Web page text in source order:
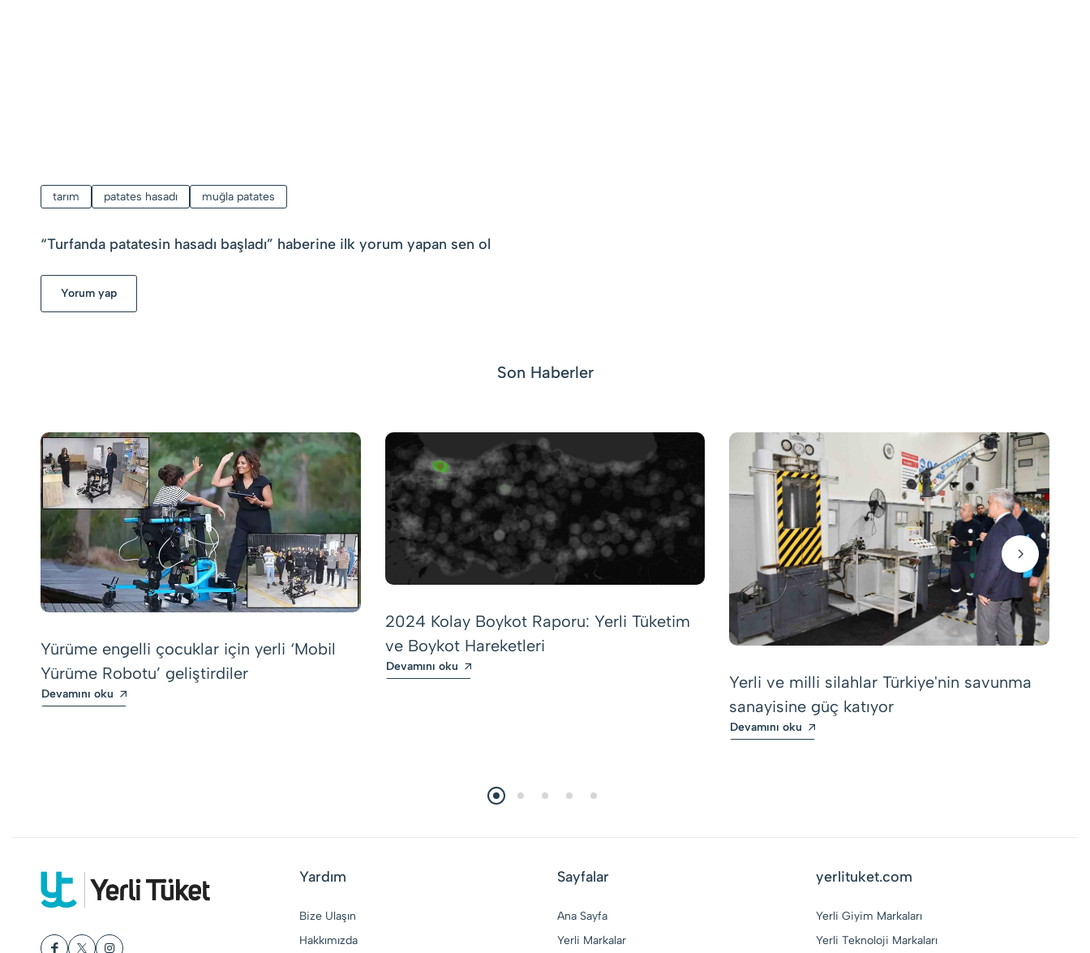
tarım patates hasadı muğla patates
“Turfanda patatesin hasadı başladı” haberine ilk yorum yapan sen ol
Yorum yap
Son Haberler
Yürüme engelli çocuklar için yerli ‘Mobil
Yürüme Robotu’ geliştirdiler
Devamını oku
2024 Kolay Boykot Raporu: Yerli Tüketim
ve Boykot Hareketleri
Devamını oku
Yerli ve milli silahlar Türkiye'nin savunma
sanayisine güç katıyor
Devamını oku
Yardım
Bize Ulaşın
Hakkımızda
Sayfalar
Ana Sayfa
Yerli Markalar
yerlituket.com
Yerli Giyim Markaları
Yerli Teknoloji Markaları